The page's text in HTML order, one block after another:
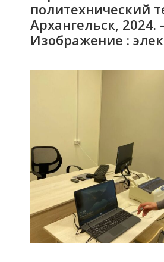
политехнический
Архангельск, 2024.
Изображение :